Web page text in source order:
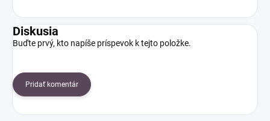
Diskusia
Buďte prvý, kto napíše príspevok k tejto položke.
Pridať komentár